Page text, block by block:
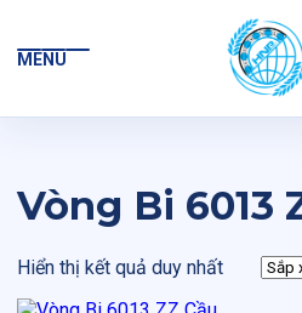
MENU
Vòng Bi 6013
Hiển thị kết quả duy nhất